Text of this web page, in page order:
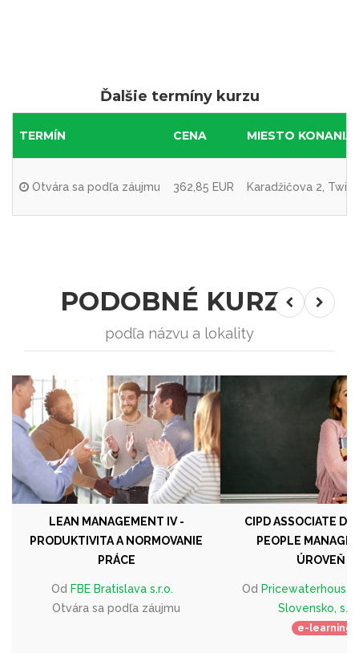
Ďalšie termíny kurzu
TERMÍN CENA MIESTO KONANIA
Otvára sa podľa záujmu 362,85 EUR Karadžičova 2, Twin
PODOBNÉ KURZY
podľa názvu a lokality
LEAN MANAGEMENT IV -
PRODUKTIVITA A NORMOVANIE
PRÁCE
Od FBE Bratislava s.r.o.
Otvára sa podľa záujmu
CIPD ASSOCIATE
PEOPLE
ÚROVEŇ 5
Od
Slovensko,
e-learning